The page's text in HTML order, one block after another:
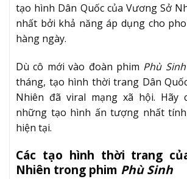
tạo hình Dân Quốc của Vương Sở
nhất bởi khả năng áp dụng cho
hàng ngày.
Dù cô mới vào đoàn phim Phù Sinh
tháng, tạo hình thời trang Dân
Nhiên đã viral mạng xã hội. Hãy
những tạo hình ấn tượng nhất
hiện tại.
Các tạo hình thời trang
Nhiên trong phim Phù Sinh